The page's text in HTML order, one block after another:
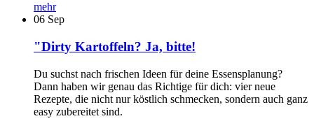
mehr
06 Sep
"Dirty Kartoffeln? Ja, bitte!
Du suchst nach frischen Ideen für deine Essensplanung?
Dann haben wir genau das Richtige für dich: vier neue
Rezepte, die nicht nur köstlich schmecken, sondern auch ganz
easy zubereitet sind.